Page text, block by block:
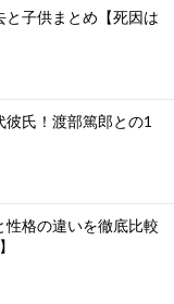
子供まとめ【死因は
氏！渡部篤郎との1
格の違いを徹底比較